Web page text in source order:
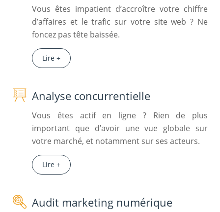
Vous êtes impatient d’accroître votre chiffre
d’affaires et le trafic sur votre site web ? Ne
foncez pas tête baissée.
Lire +
Analyse concurrentielle
Vous êtes actif en ligne ? Rien de plus
important que d’avoir une vue globale sur
votre marché, et notamment sur ses acteurs.
Lire +
Audit marketing numérique